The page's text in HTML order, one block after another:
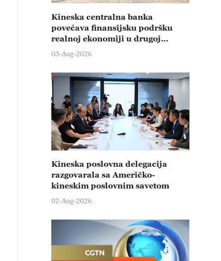
Kineska centralna banka
povećava finansijsku podršku
realnoj ekonomiji u drugoj
polovini godine
03-Aug-2026
Kineska poslovna delegacija
razgovarala sa Američko-
kineskim poslovnim savetom
02-Aug-2026